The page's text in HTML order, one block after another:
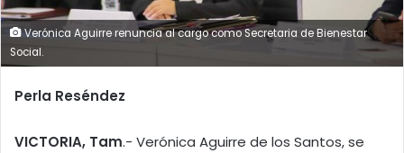
Verónica Aguirre renuncia al cargo como Secretaria de Bienestar
Social.
Perla Reséndez
VICTORIA, Tam.- Verónica Aguirre de los Santos, se